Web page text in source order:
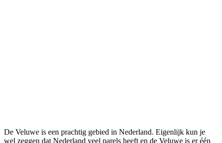
De Veluwe is een prachtig gebied in Nederland. Eigenlijk kun je
wel zeggen dat Nederland veel parels heeft en de Veluwe is er één